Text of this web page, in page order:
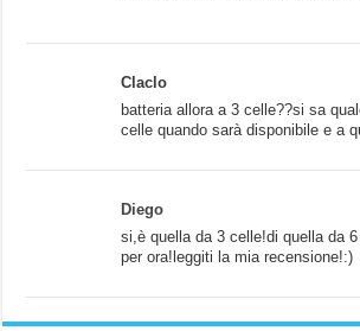
Claclo
batteria allora a 3 celle??si sa
celle quando sarà disponibile e a
Diego
si,è quella da 3 celle!di quella da
per ora!leggiti la mia recensione!:)